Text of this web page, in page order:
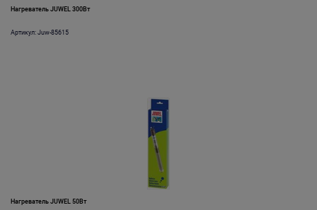
Нагреватель JUWEL 300Вт
Артикул: Juw-85615
Нагреватель JUWEL 50Вт